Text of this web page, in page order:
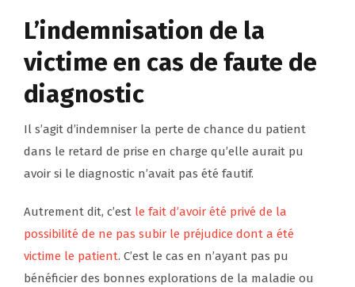
L’indemnisation de la
victime en cas de faute de
diagnostic
Il s’agit d’indemniser la perte de chance du patient
dans le retard de prise en charge qu’elle aurait pu
avoir si le diagnostic n’avait pas été fautif.
Autrement dit, c’est le fait d’avoir été privé de la
possibilité de ne pas subir le préjudice dont a été
victime le patient. C’est le cas en n’ayant pas pu
bénéficier des bonnes explorations de la maladie ou